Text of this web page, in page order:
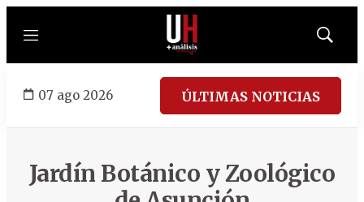
Menú
Mostrar
07 ago 2026 ÚLTIMAS NOTICIAS
Jardín Botánico y Zoológico